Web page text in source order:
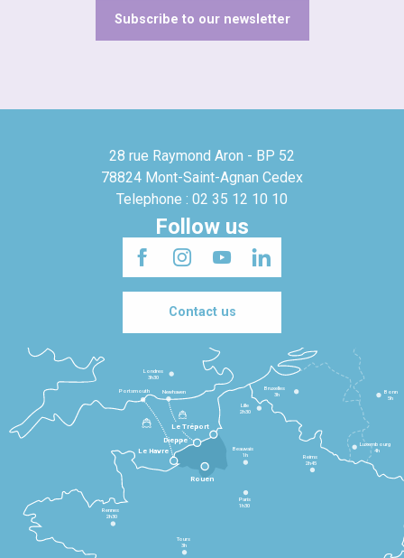
Subscribe to our newsletter
28 rue Raymond Aron - BP 52
78824 Mont-Saint-Agnan Cedex
Telephone : 02 35 12 10 10
Follow us
Contact us
Le Havre
Dieppe
Le Tréport
Rennes
2h30
Tours
3h
Paris
1h30
Beauvais
1h
Reims
2h45
Lille
2h30
Bruxelles
3h
Londres
3h30
Newhaven
Portsmouth
Bonn
5h
Luxembourg
4h
Rouen